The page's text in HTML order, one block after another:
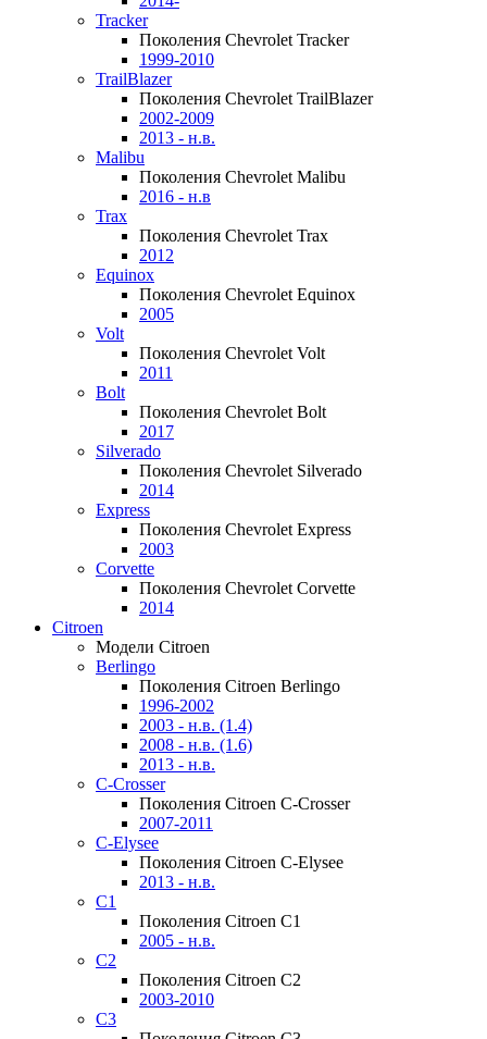
Tracker
Поколения Chevrolet Tracker
1999-2010
TrailBlazer
Поколения Chevrolet TrailBlazer
2002-2009
2013 - н.в.
Malibu
Поколения Chevrolet Malibu
2016 - н.в
Trax
Поколения Chevrolet Trax
2012
Equinox
Поколения Chevrolet Equinox
2005
Volt
Поколения Chevrolet Volt
2011
Bolt
Поколения Chevrolet Bolt
2017
Silverado
Поколения Chevrolet Silverado
2014
Express
Поколения Chevrolet Express
2003
Corvette
Поколения Chevrolet Corvette
2014
Citroen
Модели Citroen
Berlingo
Поколения Citroen Berlingo
1996-2002
2003 - н.в. (1.4)
2008 - н.в. (1.6)
2013 - н.в.
C-Crosser
Поколения Citroen C-Crosser
2007-2011
C-Elysee
Поколения Citroen C-Elysee
2013 - н.в.
C1
Поколения Citroen C1
2005 - н.в.
C2
Поколения Citroen C2
2003-2010
C3